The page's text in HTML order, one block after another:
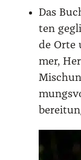
Das
ten
de Orte
mer,